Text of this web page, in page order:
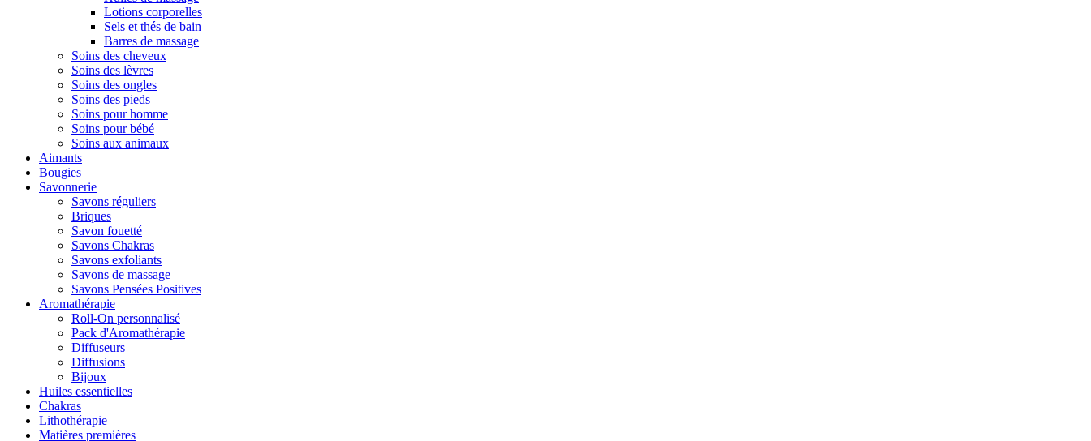
Lotions corporelles
Sels et thés de bain
Barres de massage
Soins des cheveux
Soins des lèvres
Soins des ongles
Soins des pieds
Soins pour homme
Soins pour bébé
Soins aux animaux
Aimants
Bougies
Savonnerie
Savons réguliers
Briques
Savon fouetté
Savons Chakras
Savons exfoliants
Savons de massage
Savons Pensées Positives
Aromathérapie
Roll-On personnalisé
Pack d'Aromathérapie
Diffuseurs
Diffusions
Bijoux
Huiles essentielles
Chakras
Lithothérapie
Matières premières